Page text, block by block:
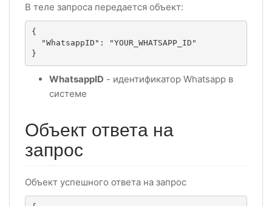
В теле запроса передается объект:
{
}
WhatsappID - идентификатор Whatsapp в
системе
Объект ответа на
запрос
Объект успешного ответа на запрос